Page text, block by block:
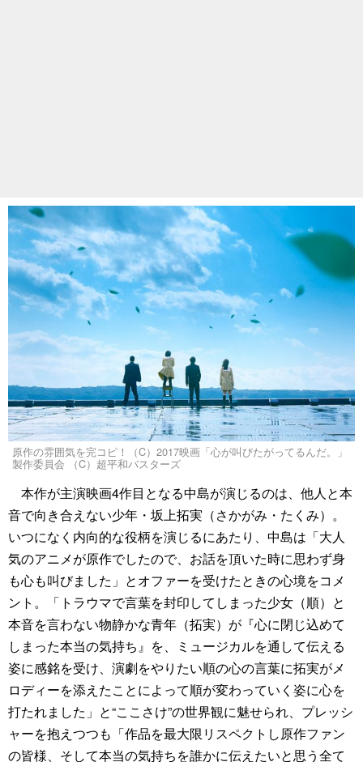
原作の雰囲気を完コピ！（C）2017映画「心が叫びたがってるんだ。」
製作委員会 （C）超平和バスターズ
本作が主演映画4作目となる中島が演じるのは、他人と本
音で向き合えない少年・坂上拓実（さかがみ・たくみ）。
いつになく内向的な役柄を演じるにあたり、中島は「大人
気のアニメが原作でしたので、お話を頂いた時に思わず身
も心も叫びました」とオファーを受けたときの心境をコメ
ント。「トラウマで言葉を封印してしまった少女（順）と
本音を言わない物静かな青年（拓実）が『心に閉じ込めて
しまった本当の気持ち』を、ミュージカルを通して伝える
姿に感銘を受け、演劇をやりたい順の心の言葉に拓実がメ
ロディーを添えたことによって順が変わっていく姿に心を
打たれました」と“ここさけ”の世界観に魅せられ、プレッシ
ャーを抱えつつも「作品を最大限リスペクトし原作ファン
の皆様、そして本当の気持ちを誰かに伝えたいと思う全て